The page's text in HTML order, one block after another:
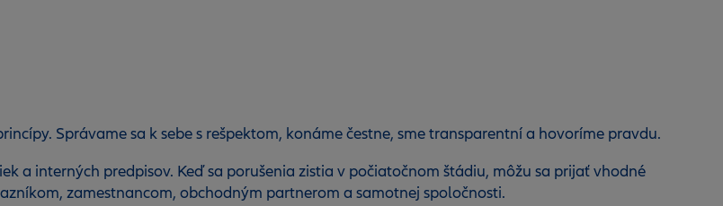
Správame sa k sebe s rešpektom, konáme čestne, sme transparentní a hovoríme pravdu.
a interných predpisov. Keď sa porušenia zistia v počiatočnom štádiu, môžu sa prijať vhodné
zamestnancom, obchodným partnerom a samotnej spoločnosti.